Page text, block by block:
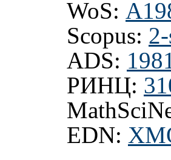
WoS:
Scopus:
ADS:
РИНЦ:
EDN: